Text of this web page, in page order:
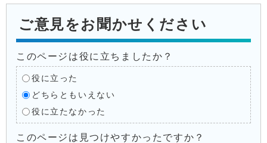
ご意見をお聞かせください
このページは役に立ちましたか？
役に立った
どちらともいえない
役に立たなかった
このページは見つけやすかったですか？